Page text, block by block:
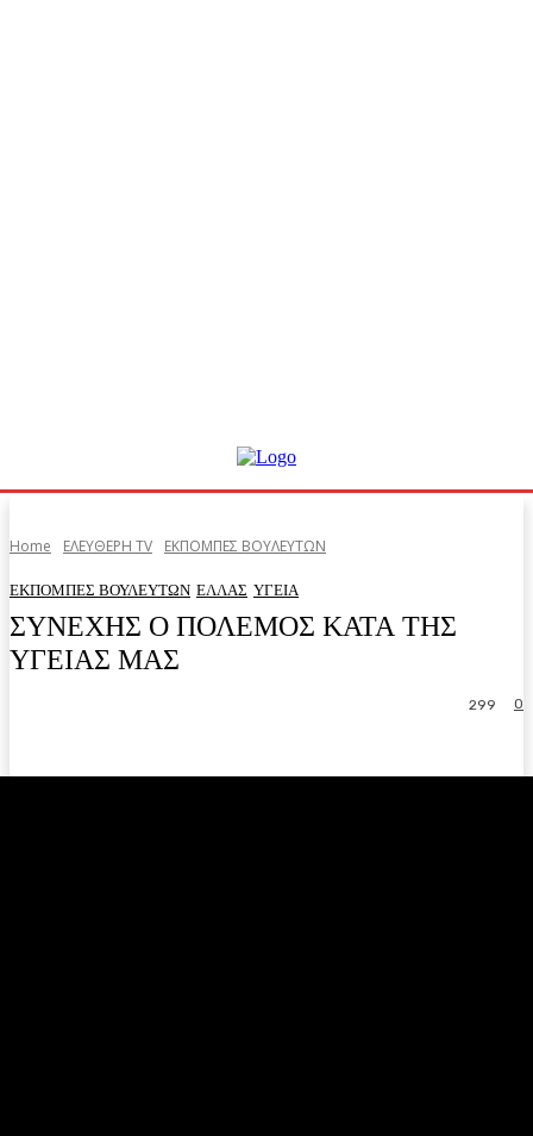
Home ΕΛΕΥΘΕΡΗ ΤV ΕΚΠΟΜΠΕΣ ΒΟΥΛΕΥΤΩΝ
ΕΚΠΟΜΠΕΣ ΒΟΥΛΕΥΤΩΝ ΕΛΛΑΣ ΥΓΕΙΑ
ΣΥΝΕΧΗΣ Ο ΠΟΛΕΜΟΣ ΚΑΤΑ ΤΗΣ
ΥΓΕΙΑΣ ΜΑΣ
0
299